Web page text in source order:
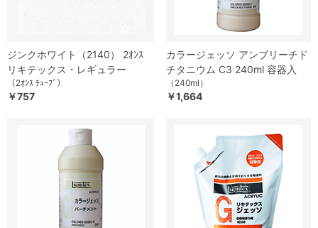
ジンクホワイト（2140） 2ｵﾝｽ
リキテックス・レギュラー
（2ｵﾝｽ ﾁｭｰﾌﾞ）
￥757
カラージェッソ アンブリーチド
チタニウム C3 240ml 容器入
（240ml）
￥1,664